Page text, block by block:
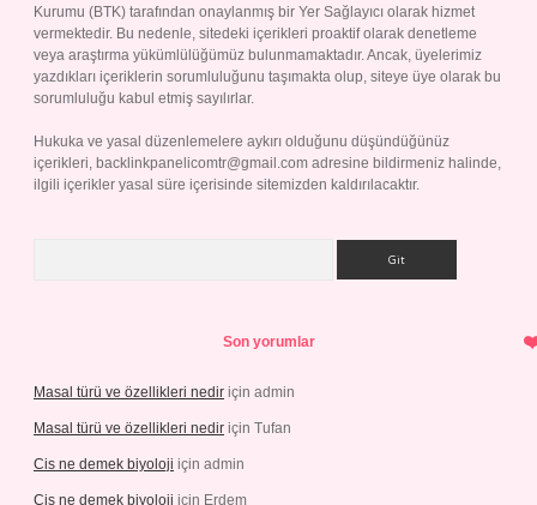
Kurumu (BTK) tarafından onaylanmış bir Yer Sağlayıcı olarak hizmet
vermektedir. Bu nedenle, sitedeki içerikleri proaktif olarak denetleme
veya araştırma yükümlülüğümüz bulunmamaktadır. Ancak, üyelerimiz
yazdıkları içeriklerin sorumluluğunu taşımakta olup, siteye üye olarak bu
sorumluluğu kabul etmiş sayılırlar.
Hukuka ve yasal düzenlemelere aykırı olduğunu düşündüğünüz
içerikleri, backlinkpanelicomtr@gmail.com adresine bildirmeniz halinde,
ilgili içerikler yasal süre içerisinde sitemizden kaldırılacaktır.
Son yorumlar
Masal türü ve özellikleri nedir için admin
Masal türü ve özellikleri nedir için Tufan
Cis ne demek biyoloji için admin
Cis ne demek biyoloji için Erdem